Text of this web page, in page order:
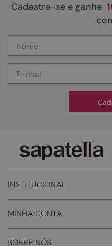
Cadastre-se e ganhe
INSTITUCIONAL
MINHA CONTA
SOBRE NÓS